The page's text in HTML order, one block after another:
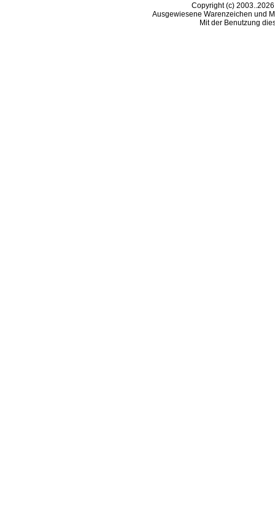
Copyright (c)
Ausgewiesene Warenzeichen und
Mit der Benutzung